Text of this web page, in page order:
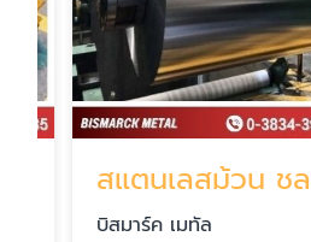
สแตนเลสม้วน ชลบุรี
บิสมาร์ค เมทัล